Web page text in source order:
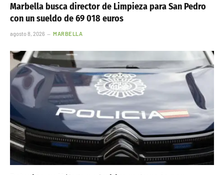
Marbella busca director de Limpieza para San Pedro
con un sueldo de 69 018 euros
agosto 8, 2026 MARBELLA